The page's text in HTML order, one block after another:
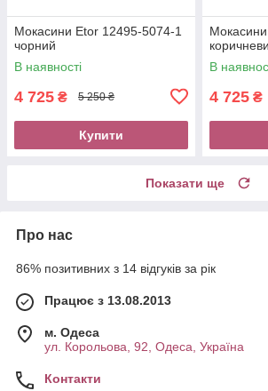
Мокасини Etor 12495-5074-1
чорний
В наявності
4 725 ₴ 5 250 ₴
Купити
В
4 725 ₴
Показати ще
Про нас
86% позитивних з 14 відгуків за рік
Працює з 13.08.2013
м. Одеса
ул. Корольова, 92, Одеса, Україна
Контакти